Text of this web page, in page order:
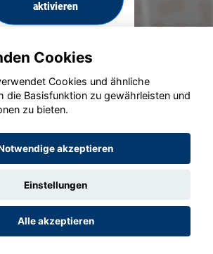
aktivieren
GmbH 2020 - 2026
Cookies
Cookies und ähnliche
die Basisfunktion zu gewährleisten und
zu bieten.
akzeptieren
Einstellungen
Alle akzeptieren